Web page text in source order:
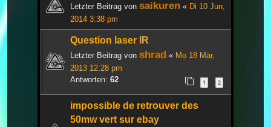
Letzter Beitrag von saikuren « Di 10 Jun,
2014 3:38 pm
Question laser IR
Letzter Beitrag von shrad « Mo 18 Mär,
2013 12:28 pm
Antworten: 62 1 2
impossible de retrouver des
50mw vert sur ebay